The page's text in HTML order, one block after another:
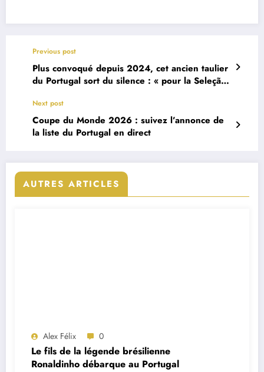
Previous post
Plus convoqué depuis 2024, cet ancien taulier
du Portugal sort du silence : « pour la Seleção,
Next post
Coupe du Monde 2026 : suivez l’annonce de
la liste du Portugal en direct
AUTRES ARTICLES
Alex Félix 0
Le fils de la légende brésilienne
Ronaldinho débarque au Portugal